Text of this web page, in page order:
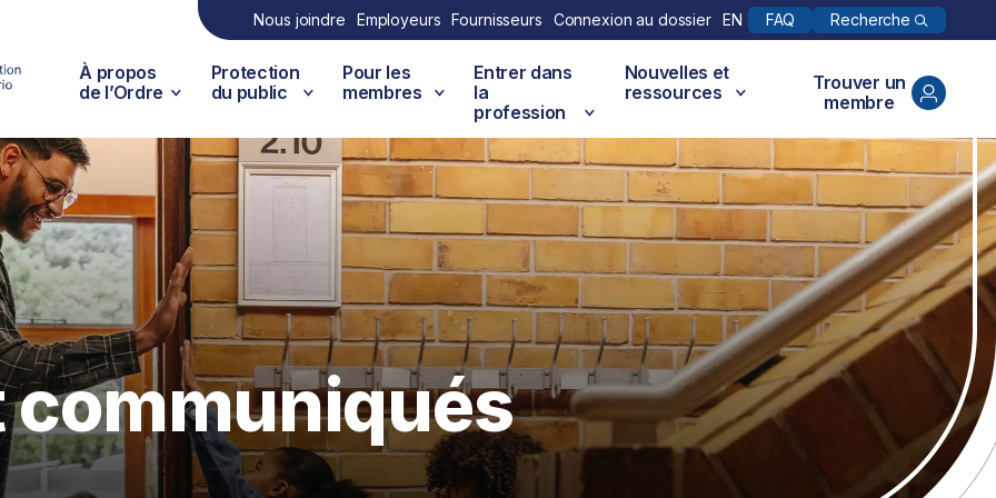
Nous joindre Employeurs Fournisseurs Connexion au dossier EN FAQ Recherche
À propos
de l’Ordre
Protection
du public
Pour les
membres
Entrer dans
la
profession
Nouvelles et
ressources
Trouver un
membre
communiqués